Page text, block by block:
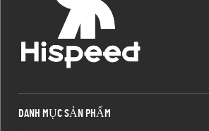
DANH MỤC SẢN PHẨM